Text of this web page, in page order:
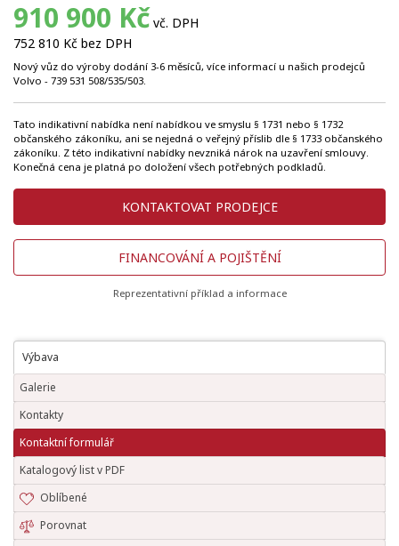
910 900 Kč vč. DPH
752 810 Kč bez DPH
Nový vůz do výroby dodání 3-6 měsíců, více informací u našich prodejců
Volvo - 739 531 508/535/503.
Tato indikativní nabídka není nabídkou ve smyslu § 1731 nebo § 1732
občanského zákoníku, ani se nejedná o veřejný příslib dle § 1733 občanského
zákoníku. Z této indikativní nabídky nevzniká nárok na uzavření smlouvy.
Konečná cena je platná po doložení všech potřebných podkladů.
KONTAKTOVAT PRODEJCE
FINANCOVÁNÍ A POJIŠTĚNÍ
Reprezentativní příklad a informace
Výbava
Galerie
Kontakty
Kontaktní formulář
Katalogový list v PDF
Oblíbené
Porovnat